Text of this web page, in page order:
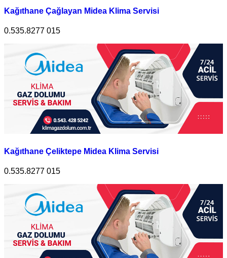
Kağıthane Çağlayan Midea Klima Servisi
0.535.8277 015
Kağıthane Çeliktepe Midea Klima Servisi
0.535.8277 015